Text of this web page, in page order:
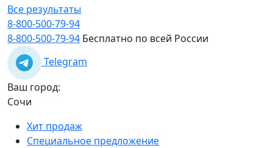
Все результаты
8-800-500-79-94
8-800-500-79-94 Бесплатно по всей России
Telegram
Ваш город:
Сочи
Хит продаж
Специальное предложение